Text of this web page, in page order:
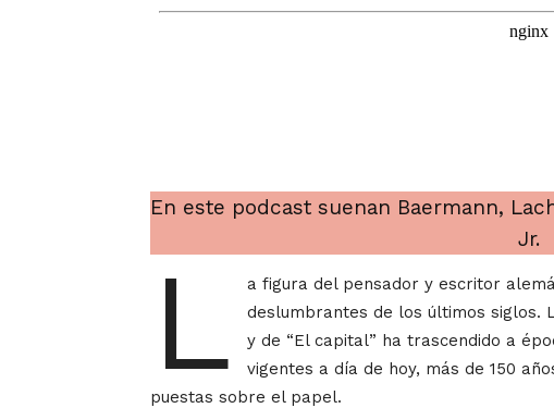
En este podcast suenan Baermann,
Jr.
L
a figura del pensador y escritor
deslumbrantes de los últimos siglos.
y de “El capital” ha trascendido a
vigentes a día de hoy, más de 150
puestas sobre el papel.